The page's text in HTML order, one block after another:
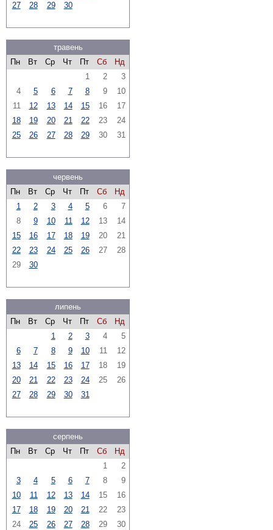
27
28 29 30
травень
Пн
Вт Ср Чт Пт Сб
Нд
1
2
3
4
5 6 7 8 9
10
11
12 13 14 15 16
17
18
19 20 21 22 23
24
25
26 27 28 29 30 31
червень
Пн
Вт Ср Чт Пт Сб
Нд
1
2 3 4 5 6
7
8
9 10 11 12 13
14
15
16 17 18 19 20
21
22
23 24 25 26 27
28
29
30
липень
Пн
Вт Ср Чт Пт Сб
Нд
1
2 3 4
5
6
7 8 9 10 11
12
13
14 15 16 17 18
19
20
21 22 23 24 25
26
27
28 29 30 31
серпень
Пн
Вт Ср Чт Пт Сб
Нд
1
2
3
4 5 6 7 8
9
10
11 12 13 14 15
16
17
18 19 20 21 22
23
24
25 26 27 28 29 30